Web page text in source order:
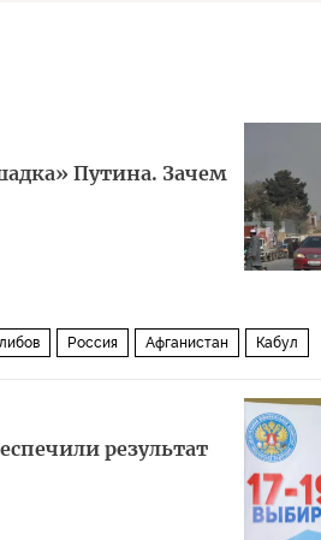
Путина. Зачем
Россия Афганистан Кабул
результат